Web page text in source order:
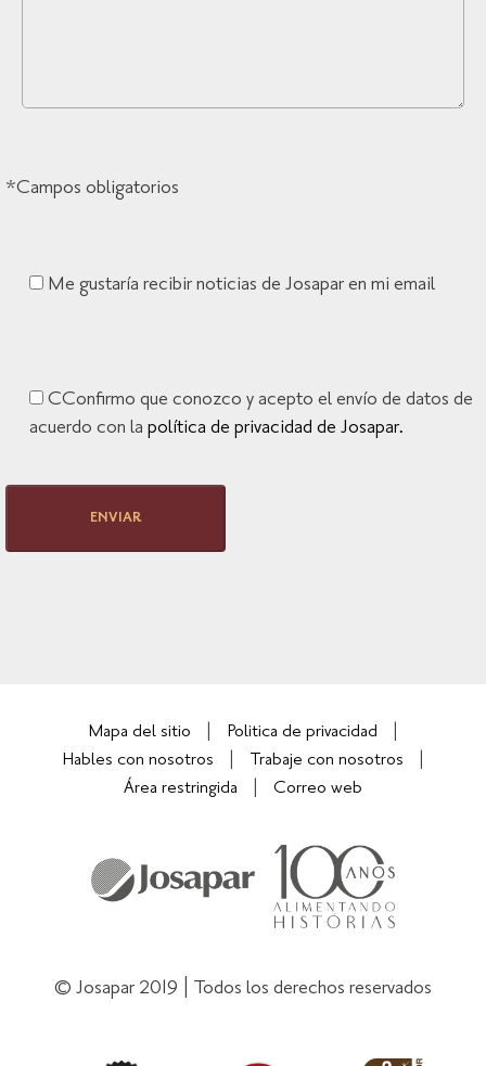
*Campos obligatorios
Me gustaría recibir noticias de Josapar en mi email
CConfirmo que conozco y acepto el envío de datos de
acuerdo con lapolítica de privacidad de Josapar.
Mapa del sitio
Politica de privacidad
Hables con nosotros
Trabaje con nosotros
Área restringida
Correo web
© Josapar 2019 | Todos los derechos reservados